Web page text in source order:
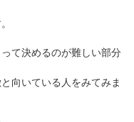
て決めるのが難しい部分
向いている人をみてみま